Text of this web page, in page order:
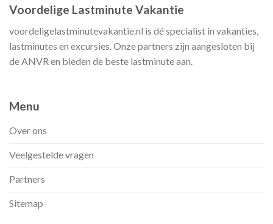
Voordelige Lastminute Vakantie
voordeligelastminutevakantie.nl is dé specialist in vakanties,
lastminutes en excursies. Onze partners zijn aangesloten bij
de ANVR en bieden de beste lastminute aan.
Menu
Over ons
Veelgestelde vragen
Partners
Sitemap